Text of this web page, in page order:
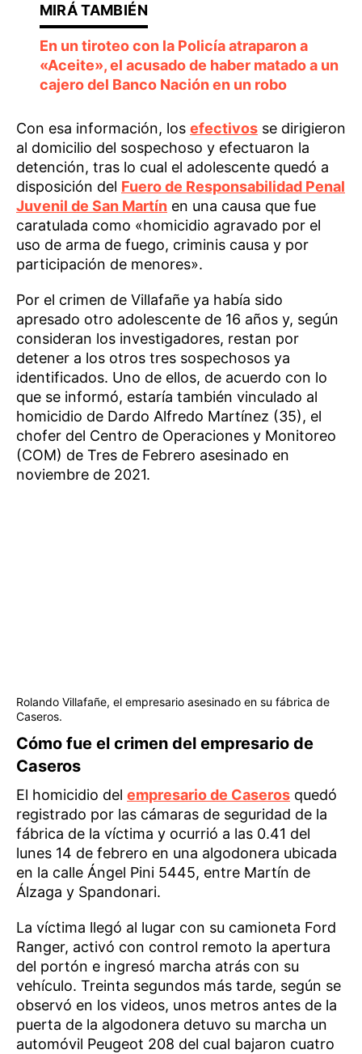
En un tiroteo con la Policía atraparon a
«Aceite», el acusado de haber matado a un
cajero del Banco Nación en un robo
Con esa información, los efectivos se dirigieron
al domicilio del sospechoso y efectuaron la
detención, tras lo cual el adolescente quedó a
disposición del Fuero de Responsabilidad Penal
Juvenil de San Martín en una causa que fue
caratulada como «homicidio agravado por el
uso de arma de fuego, criminis causa y por
participación de menores».
Por el crimen de Villafañe ya había sido
apresado otro adolescente de 16 años y, según
consideran los investigadores, restan por
detener a los otros tres sospechosos ya
identificados. Uno de ellos, de acuerdo con lo
que se informó, estaría también vinculado al
homicidio de Dardo Alfredo Martínez (35), el
chofer del Centro de Operaciones y Monitoreo
(COM) de Tres de Febrero asesinado en
noviembre de 2021.
Rolando Villafañe, el empresario asesinado en su fábrica de
Caseros.
Cómo fue el crimen del empresario de
Caseros
El homicidio del empresario de Caseros quedó
registrado por las cámaras de seguridad de la
fábrica de la víctima y ocurrió a las 0.41 del
lunes 14 de febrero en una algodonera ubicada
en la calle Ángel Pini 5445, entre Martín de
Álzaga y Spandonari.
La víctima llegó al lugar con su camioneta Ford
Ranger, activó con control remoto la apertura
del portón e ingresó marcha atrás con su
vehículo. Treinta segundos más tarde, según se
observó en los videos, unos metros antes de la
puerta de la algodonera detuvo su marcha un
automóvil Peugeot 208 del cual bajaron cuatro